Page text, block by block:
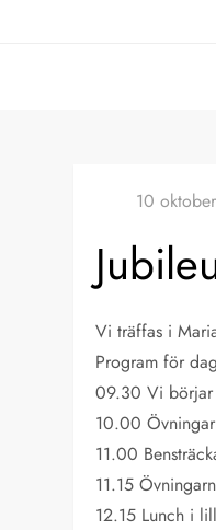
Vi träffas i
Program för
09.30 Vi
10.00
11.00
11.15
12.15 Lunch i